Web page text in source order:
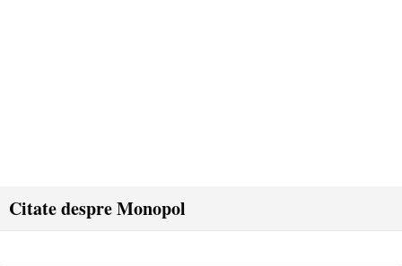
Citate despre Monopol